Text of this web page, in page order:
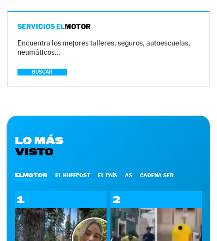
SERVICIOS ELMOTOR
Encuentra los mejores talleres, seguros, autoescuelas,
neumáticos…
BUSCAR
LO MÁS
VISTO
ELMOTOR EL HUFFPOST EL PAÍS AS CADENA SER
1 2